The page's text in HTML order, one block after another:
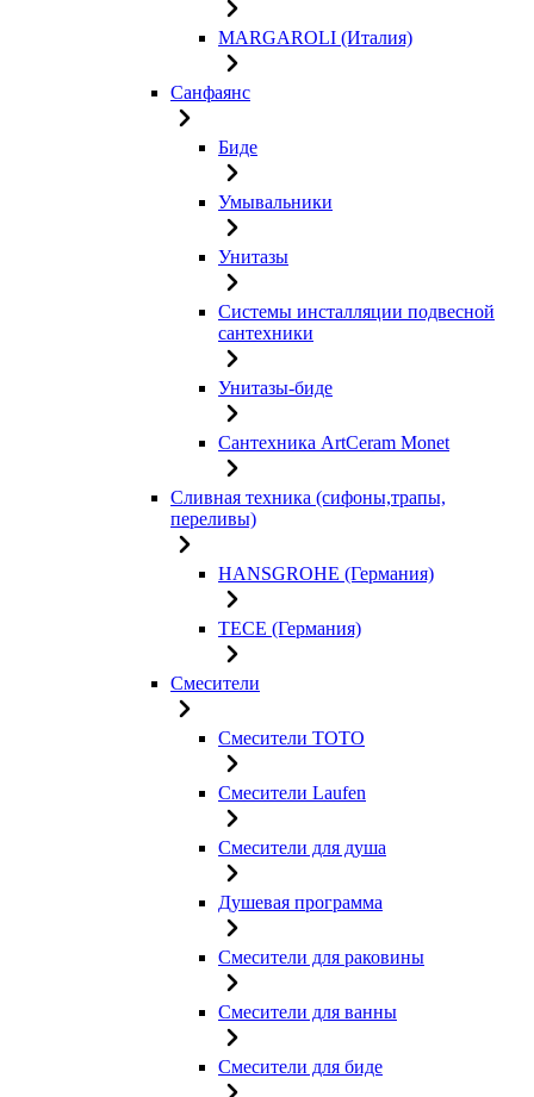
MARGAROLI (Италия)
Санфаянс
Биде
Умывальники
Унитазы
Системы инсталляции подвесной
сантехники
Унитазы-биде
Сантехника ArtCeram Monet
Сливная техника (сифоны,трапы,
переливы)
HANSGROHE (Германия)
TECE (Германия)
Смесители
Смесители TOTO
Смесители Laufen
Смесители для душа
Душевая программа
Смесители для раковины
Смесители для ванны
Смесители для биде